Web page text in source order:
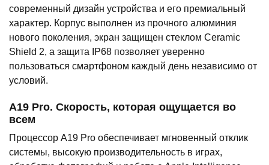
современный дизайн устройства и его премиальный
характер. Корпус выполнен из прочного алюминия
нового поколения, экран защищен стеклом Ceramic
Shield 2, а защита IP68 позволяет уверенно
пользоваться смартфоном каждый день независимо от
условий.
A19 Pro. Скорость, которая ощущается во
всем
Процессор A19 Pro обеспечивает мгновенный отклик
системы, высокую производительность в играх,